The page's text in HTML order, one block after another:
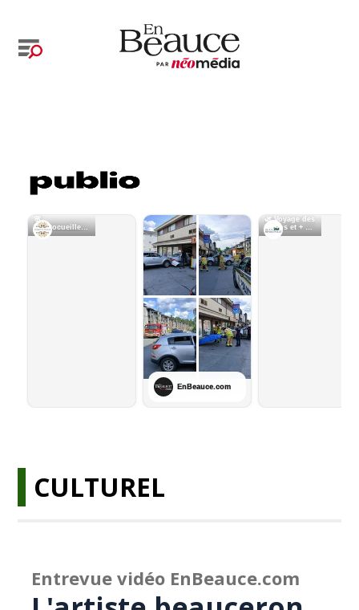
CULTUREL
Entrevue vidéo EnBeauce.com